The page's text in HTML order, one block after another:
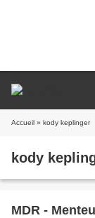
Accueil » kody keplinger
kody
MDR -